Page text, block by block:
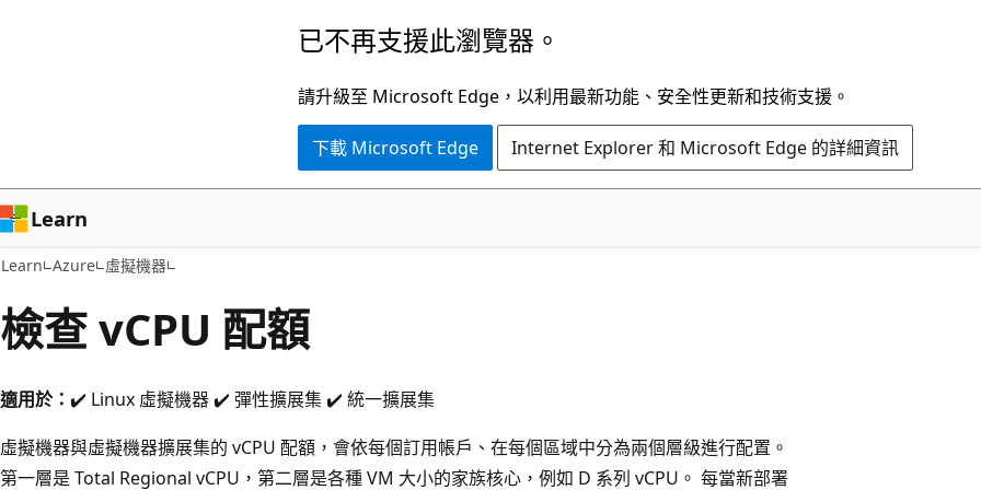
容
已不再支援此瀏覽器。
請升級至 Microsoft Edge，以利用最新功能、安全性更新和技術支援。
下載 Microsoft Edge Internet Explorer 和 Microsoft Edge 的詳細資訊
Learn
Learn Azure 虛擬機器
檢查 vCPU 配額
適用於： ✔️ Linux 虛擬機器 ✔️ 彈性擴展集 ✔️ 統一擴展集
虛擬機器與虛擬機器擴展集的 vCPU 配額，會依每個訂用帳戶、在每個區域中分為兩個層級進行配置。
第一層是 Total Regional vCPU，第二層是各種 VM 大小的家族核心，例如 D 系列 vCPU。 每當新部署